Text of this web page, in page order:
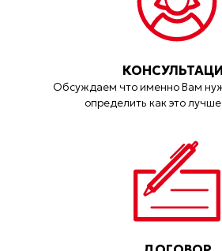
Обсуждаем что именно Вам
определить как это